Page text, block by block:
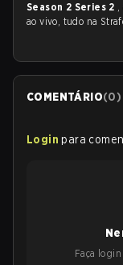
Season 2 Series 2 ,
ao vivo, tudo na
COMENTÁRIO(0)
Login para
Faça